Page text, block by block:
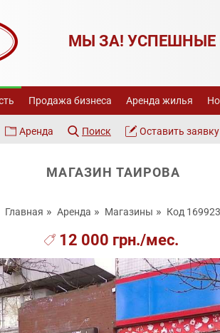
МЫ ЗА! УСПЕШНЫЕ
Продажа бизнеса Аренда жилья
Аренда Поиск Оставить заявку
МАГАЗИН ТАИРОВА
Главная Аренда Магазины Код 169923
12 000 грн./мес.